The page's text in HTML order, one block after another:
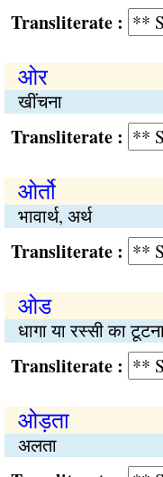
:
ओर
खींचना
:
ओर्तो
भावार्थ, अर्थ
:
ओड
धागा या रस्सी का
:
ओड़ता
अलता